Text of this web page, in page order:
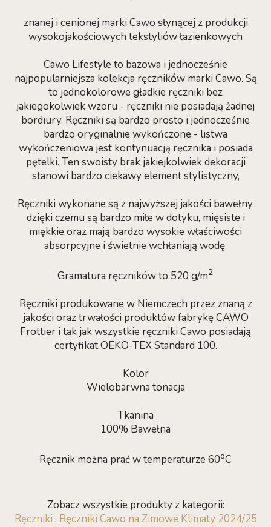
znanej i cenionej marki Cawo słynącej z produkcji
wysokojakościowych tekstyliów łazienkowych
Cawo Lifestyle to bazowa i jednocześnie
najpopularniejsza kolekcja ręczników marki Cawo. Są
to jednokolorowe gładkie ręczniki bez
jakiegokolwiek wzoru - ręczniki nie posiadają żadnej
bordiury. Ręczniki są bardzo prosto i jednocześnie
bardzo oryginalnie wykończone - listwa
wykończeniowa jest kontynuacją ręcznika i posiada
pętelki. Ten swoisty brak jakiejkolwiek dekoracji
stanowi bardzo ciekawy element stylistyczny,
Ręczniki wykonane są z najwyższej jakości bawełny,
dzięki czemu są bardzo miłe w dotyku, mięsiste i
miękkie oraz mają bardzo wysokie właściwości
absorpcyjne i świetnie wchłaniają wodę.
Gramatura ręczników to 520 g/m2
Ręczniki produkowane w Niemczech przez znaną z
jakości oraz trwałości produktów fabrykę CAWO
Frottier i tak jak wszystkie ręczniki Cawo posiadają
certyfikat OEKO-TEX Standard 100.
Kolor
Wielobarwna tonacja
Tkanina
100% Bawełna
Ręcznik można prać w temperaturze 60oC
Zobacz wszystkie produkty z kategorii:
Ręczniki , Ręczniki Cawo na Zimowe Klimaty 2024/25